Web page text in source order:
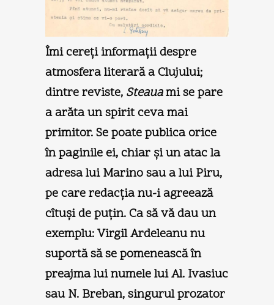
Îmi cereţi informaţii despre
atmosfera literară a Clujului;
dintre reviste, Steauami se pare
a arăta un spirit ceva mai
primitor. Se poate publica orice
în paginile ei, chiar şi un atac la
adresa lui Marino sau a lui Piru,
pe care redacţia nu-i agreează
cîtuşi de puţin. Ca să vă dau un
exemplu: Virgil Ardeleanu nu
suportă să se pomenească în
preajma lui numele lui Al. Ivasiuc
sau N. Breban, singurul prozator